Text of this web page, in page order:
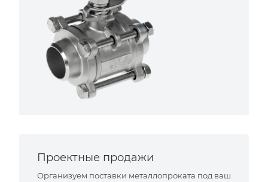
Проектные продажи
Организуем поставки металлопроката под ваш